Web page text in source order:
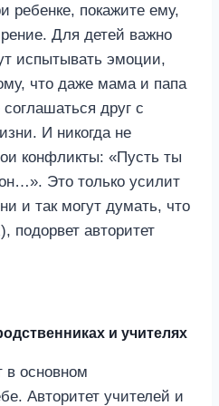
ребенке, покажите ему,
Для детей важно
испытывать эмоции,
что даже мама и папа
друг с
И никогда не
конфликты: «Пусть ты
Это только усилит
и так могут думать, что
подорвет авторитет
и учителях
в основном
Авторитет учителей и